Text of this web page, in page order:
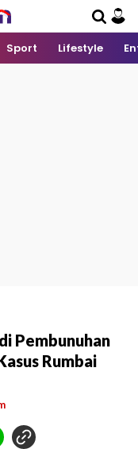
Sport Lifestyle
Pembunuhan
Rumbai